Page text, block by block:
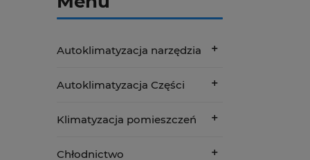
Autoklimatyzacja narzędzia
Autoklimatyzacja Części
Klimatyzacja pomieszczeń
Chłodnictwo